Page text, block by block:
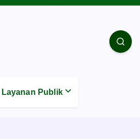
Layanan Publik